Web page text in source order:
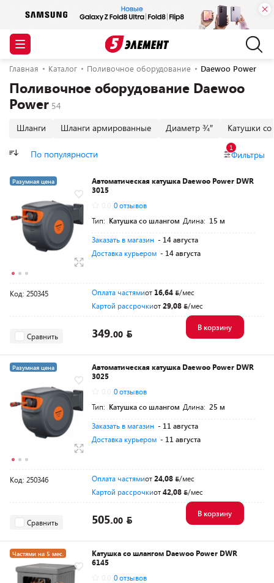
Главная Каталог Поливочное оборудование Daewoo Power
Поливочное оборудование Daewoo
Power
Шланги Шланги армированные Диаметр ¾″ Катушки
По популярности Фильтры
1
Разумная цена
Автоматическая катушка Daewoo Power DWR
3015
0 отзывов
Тип: Катушка со шлангом Длина: 15 м
Заказать в магазин - 14 августа
Доставка курьером - 14 августа
Код: 250345 Оплата частямиот 16,64
/мес
Картой рассрочкиот29,08 /мес
Сравнить 349.00
В корзину
Разумная цена
Автоматическая катушка Daewoo Power DWR
3025
0 отзывов
Тип: Катушка со шлангом Длина: 25 м
Заказать в магазин - 11 августа
Доставка курьером - 11 августа
Код: 250346 Оплата частямиот24,08
/мес
Картой рассрочкиот42,08 /мес
Сравнить 505.00
В корзину
Частями на 5 мес.
Разумная цена
Катушка со шлангом Daewoo Power DWR
6145
0 отзывов